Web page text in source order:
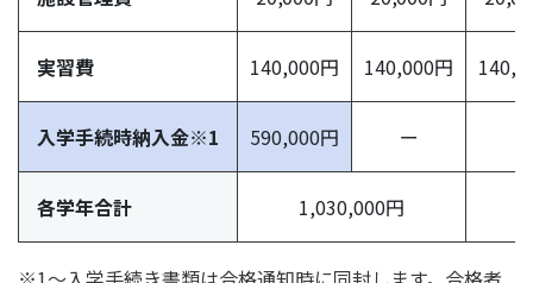
実習費 140,000円 140,000円
入学手続時納入金※1 590,000円 ー
各学年合計 1,030,000円